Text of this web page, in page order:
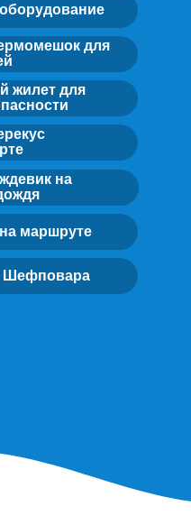
маршруте
Шефповара
для
жилет для
на